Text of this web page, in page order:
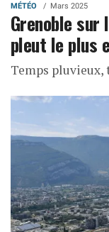
MÉTÉO Mars 2025
Grenoble sur
pleut le plus
Temps pluvieux,